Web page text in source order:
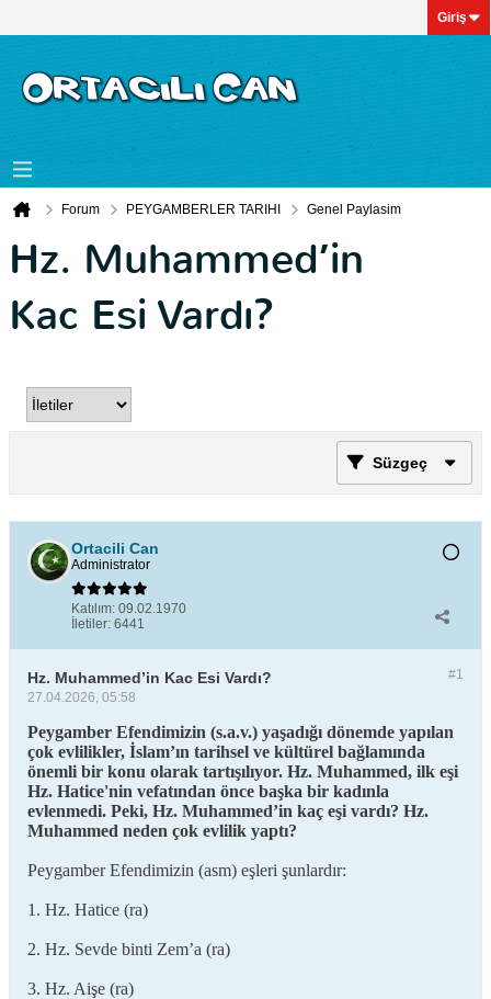
Giriş
Forum PEYGAMBERLER TARIHI Genel Paylasim
Hz. Muhammed’in
Kac Esi Vardı?
Süzgeç
Ortacili Can
Administrator
Katılım: 09.02.1970
İletiler: 6441
#1
Hz. Muhammed’in Kac Esi Vardı?
27.04.2026, 05:58
Peygamber Efendimizin (s.a.v.) yaşadığı dönemde yapılan
çok evlilikler, İslam’ın tarihsel ve kültürel bağlamında
önemli bir konu olarak tartışılıyor. Hz. Muhammed, ilk eşi
Hz. Hatice'nin vefatından önce başka bir kadınla
evlenmedi. Peki, Hz. Muhammed’in kaç eşi vardı? Hz.
Muhammed neden çok evlilik yaptı?
Peygamber Efendimizin (asm) eşleri şunlardır:
1. Hz. Hatice (ra)
2. Hz. Sevde binti Zem’a (ra)
3. Hz. Aişe (ra)